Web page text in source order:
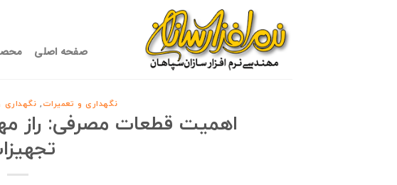
صفحه اصلی
نگهداری و تعمیرات, نگهداری
اهمیت قطعات مصرفی: راز